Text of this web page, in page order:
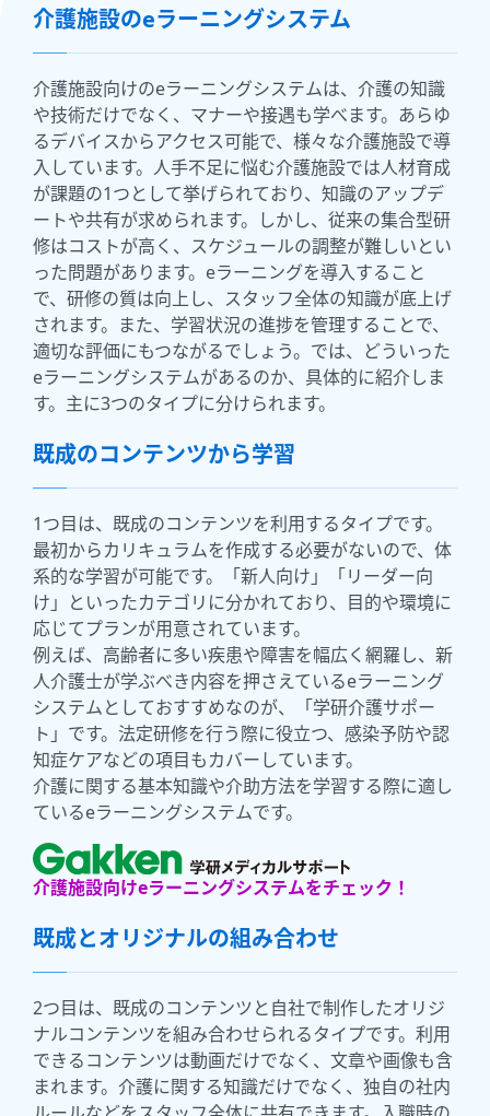
介護施設のeラーニングシステム
介護施設向けのeラーニングシステムは、介護の知識
や技術だけでなく、マナーや接遇も学べます。あらゆ
るデバイスからアクセス可能で、様々な介護施設で導
入しています。人手不足に悩む介護施設では人材育成
が課題の1つとして挙げられており、知識のアップデ
ートや共有が求められます。しかし、従来の集合型研
修はコストが高く、スケジュールの調整が難しいとい
った問題があります。eラーニングを導入すること
で、研修の質は向上し、スタッフ全体の知識が底上げ
されます。また、学習状況の進捗を管理することで、
適切な評価にもつながるでしょう。では、どういった
eラーニングシステムがあるのか、具体的に紹介しま
す。主に3つのタイプに分けられます。
既成のコンテンツから学習
1つ目は、既成のコンテンツを利用するタイプです。
最初からカリキュラムを作成する必要がないので、体
系的な学習が可能です。「新人向け」「リーダー向
け」といったカテゴリに分かれており、目的や環境に
応じてプランが用意されています。
例えば、高齢者に多い疾患や障害を幅広く網羅し、新
人介護士が学ぶべき内容を押さえているeラーニング
システムとしておすすめなのが、「学研介護サポー
ト」です。法定研修を行う際に役立つ、感染予防や認
知症ケアなどの項目もカバーしています。
介護に関する基本知識や介助方法を学習する際に適し
ているeラーニングシステムです。
介護施設向けeラーニングシステムをチェック！
既成とオリジナルの組み合わせ
2つ目は、既成のコンテンツと自社で制作したオリジ
ナルコンテンツを組み合わせられるタイプです。利用
できるコンテンツは動画だけでなく、文章や画像も含
まれます。介護に関する知識だけでなく、独自の社内